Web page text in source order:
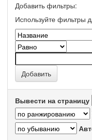
Добавить фильтры:
Используйте фильтры
Вывести на страницу